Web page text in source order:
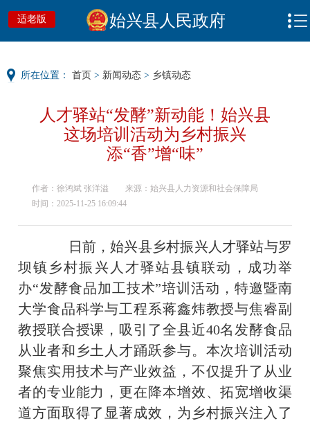
适老版 始兴县人民政府
所在位置： 首页 > 新闻动态 > 乡镇动态
人才驿站“发酵”新动能！始兴县
这场培训活动为乡村振兴
添“香”增“味”
作者：徐鸿斌 张洋溢
来源：始兴县人力资源和社会保障局
时间：2025-11-25 16:09:44
日前，始兴县乡村振兴人才驿站与罗
坝镇乡村振兴人才驿站县镇联动，成功举
办“发酵食品加工技术”培训活动，特邀暨南
大学食品科学与工程系蒋鑫炜教授与焦睿副
教授联合授课，吸引了全县近40名发酵食品
从业者和乡土人才踊跃参与。本次培训活动
聚焦实用技术与产业效益，不仅提升了从业
者的专业能力，更在降本增效、拓宽增收渠
道方面取得了显著成效，为乡村振兴注入了